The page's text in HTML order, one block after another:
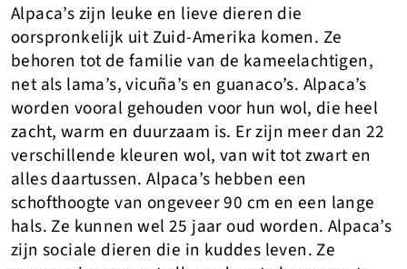
Alpaca’s zijn leuke en lieve dieren die
oorspronkelijk uit Zuid-Amerika komen. Ze
behoren tot de familie van de kameelachtigen,
net als lama’s, vicuña’s en guanaco’s. Alpaca’s
worden vooral gehouden voor hun wol, die heel
zacht, warm en duurzaam is. Er zijn meer dan 22
verschillende kleuren wol, van wit tot zwart en
alles daartussen. Alpaca’s hebben een
schofthoogte van ongeveer 90 cm en een lange
hals. Ze kunnen wel 25 jaar oud worden. Alpaca’s
zijn sociale dieren die in kuddes leven. Ze